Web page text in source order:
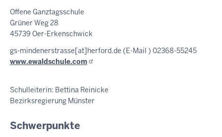
Offene Ganztagsschule
Grüner Weg 28
45739 Oer-Erkenschwick
gs-mindenerstrasse[at]herford.de (E-Mail ) 02368-55245
www.ewaldschule.com
Schulleiterin: Bettina Reinicke
Bezirksregierung Münster
Schwerpunkte